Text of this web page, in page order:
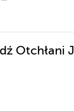
Otchłani